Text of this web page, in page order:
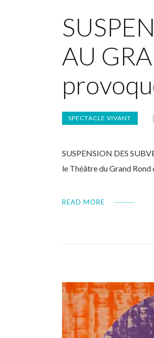
AU
SPECTACLE VIVANT
SUSPENSION DES
le Théâtre du Grand
READ MORE